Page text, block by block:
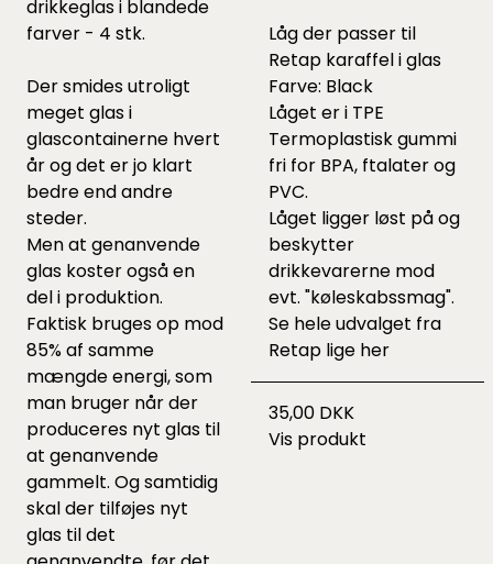
drikkeglas i blandede
farver - 4 stk.
Der smides utroligt
meget glas i
glascontainerne hvert
år og det er jo klart
bedre end andre
steder.
Men at genanvende
glas koster også en
del i produktion.
Faktisk bruges op mod
85% af samme
mængde energi, som
man bruger når der
produceres nyt glas til
at genanvende
gammelt. Og samtidig
skal der tilføjes nyt
glas til det
Låg der passer til
Retap karaffel i glas
Farve: Black
Låget er i TPE
Termoplastisk gummi
fri for BPA, ftalater og
PVC.
Låget ligger løst på og
beskytter
drikkevarerne mod
evt. "køleskabssmag".
Se hele udvalget fra
Retap lige her
35,00 DKK
Vis produkt